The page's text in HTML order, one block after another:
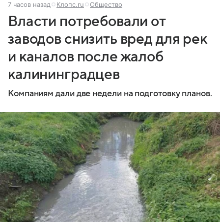
7 часов назад Клопс.ru Общество
Власти потребовали от
заводов снизить вред для рек
и каналов после жалоб
калининградцев
Компаниям дали две недели на подготовку планов.